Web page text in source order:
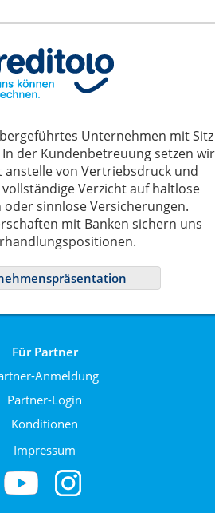
Unternehmen mit Sitz
In der Kundenbetreuung setzen wir
anstelle von Vertriebsdruck und
Verzicht auf haltlose
sinnlose Versicherungen.
mit Banken sichern uns
Für Partner
Anmeldung
Partner-Login
Konditionen
Impressum